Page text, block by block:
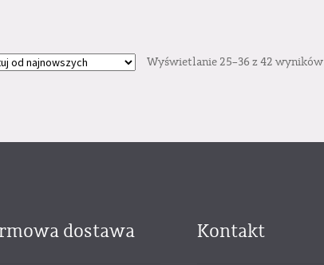
Wyświetlanie 25–36 z 42 wyników
dostawa Kontakt